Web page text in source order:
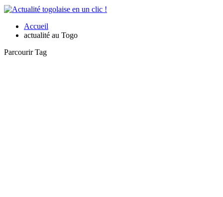
Accueil
actualité au Togo
Parcourir Tag